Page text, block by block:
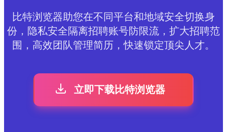
比特浏览器助您在不同平台和地域安全切换身
份，隐私安全隔离招聘账号防限流，扩大招聘范
围，高效团队管理简历，快速锁定顶尖人才。
立即下载比特浏览器